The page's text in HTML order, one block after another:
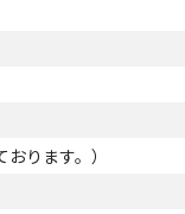
ります。）